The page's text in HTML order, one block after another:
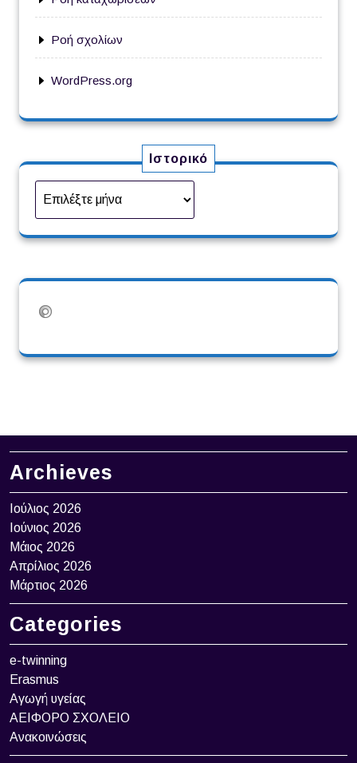
Ροή σχολίων
WordPress.org
Ιστορικό
Archieves
Ιούλιος 2026
Ιούνιος 2026
Μάιος 2026
Απρίλιος 2026
Μάρτιος 2026
Categories
e-twinning
Erasmus
Αγωγή υγείας
ΑΕΙΦΟΡΟ ΣΧΟΛΕΙΟ
Ανακοινώσεις